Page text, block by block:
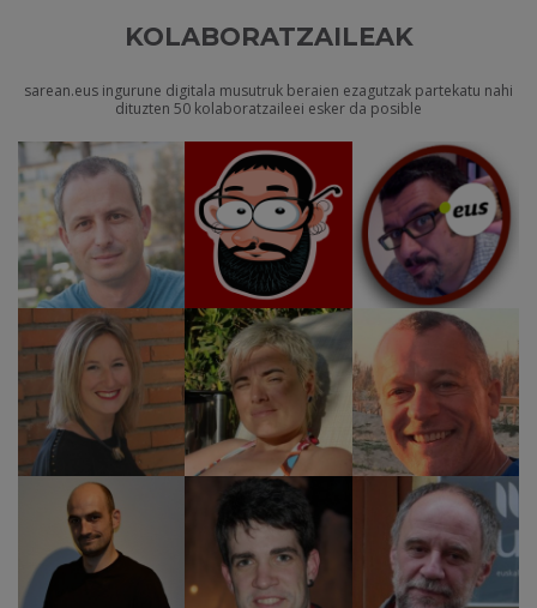
KOLABORATZAILEAK
sarean.eus ingurune digitala musutruk beraien ezagutzak partekatu nahi
dituzten 50 kolaboratzaileei esker da posible